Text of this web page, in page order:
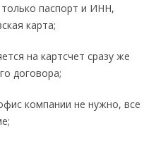
паспорт и ИНН,
карта;
на картсчет сразу же
договора;
компании не нужно, все